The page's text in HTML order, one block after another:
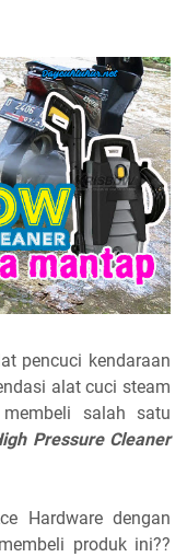
pencuci kendaraan
alat cuci steam
salah satu
Pressure Cleaner
Hardware dengan
produk ini??